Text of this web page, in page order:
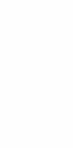
Die
und guter
Familie